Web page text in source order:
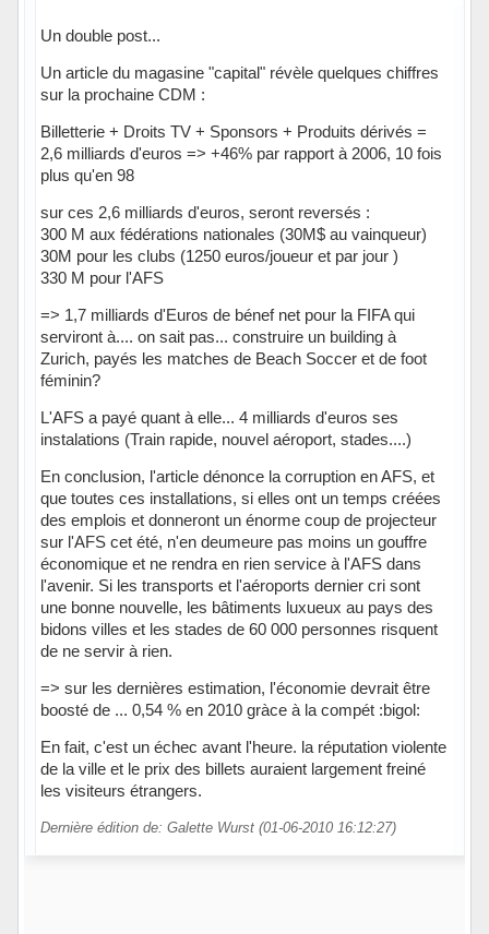
Un double post...
Un article du magasine "capital" révèle quelques chiffres
sur la prochaine CDM :
Billetterie + Droits TV + Sponsors + Produits dérivés =
2,6 milliards d'euros => +46% par rapport à 2006, 10 fois
plus qu'en 98
sur ces 2,6 milliards d'euros, seront reversés :
300 M aux fédérations nationales (30M$ au vainqueur)
30M pour les clubs (1250 euros/joueur et par jour )
330 M pour l'AFS
=> 1,7 milliards d'Euros de bénef net pour la FIFA qui
serviront à.... on sait pas... construire un building à
Zurich, payés les matches de Beach Soccer et de foot
féminin?
L'AFS a payé quant à elle... 4 milliards d'euros ses
instalations (Train rapide, nouvel aéroport, stades....)
En conclusion, l'article dénonce la corruption en AFS, et
que toutes ces installations, si elles ont un temps créées
des emplois et donneront un énorme coup de projecteur
sur l'AFS cet été, n'en deumeure pas moins un gouffre
économique et ne rendra en rien service à l'AFS dans
l'avenir. Si les transports et l'aéroports dernier cri sont
une bonne nouvelle, les bâtiments luxueux au pays des
bidons villes et les stades de 60 000 personnes risquent
de ne servir à rien.
=> sur les dernières estimation, l'économie devrait être
boosté de ... 0,54 % en 2010 gràce à la compét :bigol:
En fait, c'est un échec avant l'heure. la réputation violente
de la ville et le prix des billets auraient largement freiné
les visiteurs étrangers.
Dernière édition de: Galette Wurst (01-06-2010 16:12:27)